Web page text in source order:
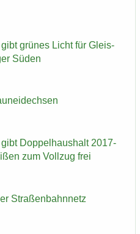
grü­nes Licht für Gleis­
Süden
Dop­pel­haus­halt 2017-
zum Voll­zug frei
Stra­ßen­bahn­netz